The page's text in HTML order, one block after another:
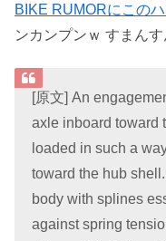
BIKE RUMORにこの
ンカンプンｗ すまん
[原文] An
axle inboard toward
loaded in such a
toward the hub
body with splines
against spring